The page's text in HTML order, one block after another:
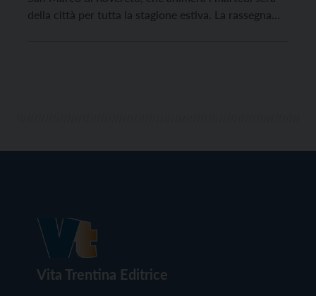
della città per tutta la stagione estiva. La rassegna
Vita Trentina Editrice